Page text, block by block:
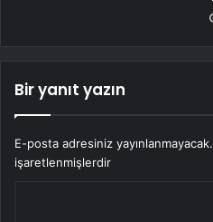
Bir yanıt yazın
E-posta adresiniz yayınlanmayacak.
işaretlenmişlerdir